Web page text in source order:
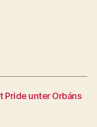
Pride unter Orbáns